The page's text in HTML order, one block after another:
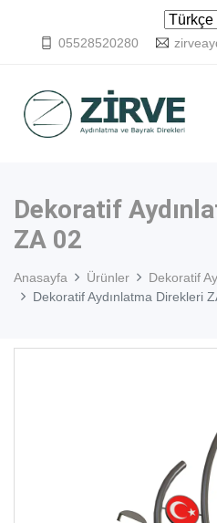
05528520280
Dekoratif
ZA 02
Anasayfa Ürünler
Dekoratif
Dekoratif Aydınlatma Direkleri